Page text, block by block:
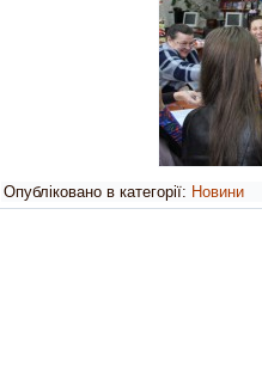
Опубліковано в категорії: Новини